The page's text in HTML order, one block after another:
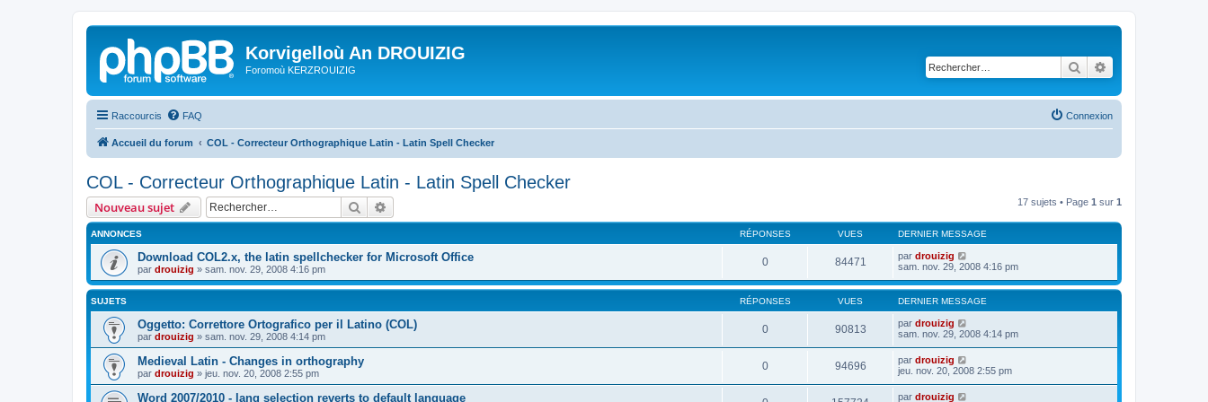
Korvigelloù An DROUIZIG
Foromoù KERZROUIZIG Rechercher
Raccourcis FAQ Connexion
Accueil du forum COL - Correcteur Orthographique Latin - Latin Spell Checker
COL - Correcteur Orthographique Latin - Latin Spell Checker
Nouveau sujet Rechercher 17 sujets • Page 1 sur 1
ANNONCES RÉPONSES VUES DERNIER MESSAGE
Download COL2.x, the latin spellchecker for Microsoft Office
par drouizig » sam. nov. 29, 2008 4:16 pm
0 84471 par drouizig
sam. nov. 29, 2008 4:16 pm
SUJETS RÉPONSES VUES DERNIER MESSAGE
Oggetto: Correttore Ortografico per il Latino (COL)
par drouizig » sam. nov. 29, 2008 4:14 pm
0 90813 par drouizig
sam. nov. 29, 2008 4:14 pm
Medieval Latin - Changes in orthography
par drouizig » jeu. nov. 20, 2008 2:55 pm
0 94696 par drouizig
jeu. nov. 20, 2008 2:55 pm
Word 2007/2010 - lang selection reverts to default language par drouizig